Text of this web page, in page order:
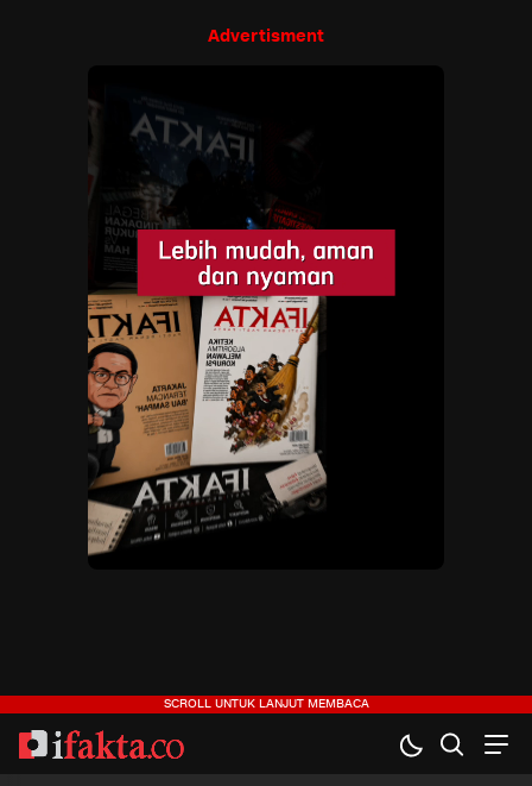
Advertisment